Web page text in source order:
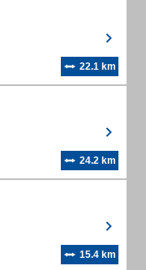
22.1 km
24.2 km
15.4 km